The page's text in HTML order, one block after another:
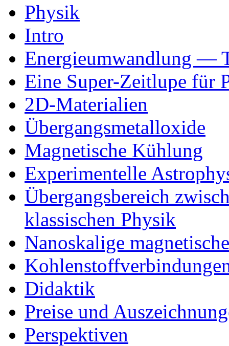
Physik
Intro
Energieumwandlung —
Eine Super-Zeitlupe für
2D-Materialien
Übergangsmetalloxide
Magnetische Kühlung
Experimentelle
Übergangsbereich
klassischen Physik
Nanoskalige
Didaktik
Preise und
Perspektiven